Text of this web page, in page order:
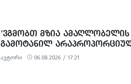
‘ᲕᲒᲛᲝᲑᲗ ᲛᲖᲘᲐ
ᲒᲐᲛᲝᲢᲐᲜᲘᲚ
ᲞᲝᲚᲘᲢᲘᲖᲔᲑᲣᲚ ᲒᲐᲜᲐᲩᲔᲜᲡ’ -
ᲔᲕᲠᲝᲙᲐᲕᲨᲘᲠᲘᲡ ᲡᲐᲔᲚᲩᲝ
ავტორი 06.08.2026 / 17:21